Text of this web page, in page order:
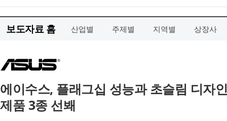
보도자료 홈 산업별 주제별 지역별 상장사
에이수스, 플래그십 성능과 초슬림 디자
제품 3종 선봬